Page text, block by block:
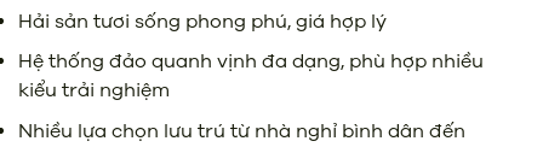
Hải sản tươi sống phong phú, giá hợp lý
Hệ thống đảo quanh vịnh đa dạng, phù hợp nhiều
kiểu trải nghiệm
Nhiều lựa chọn lưu trú từ nhà nghỉ bình dân đến